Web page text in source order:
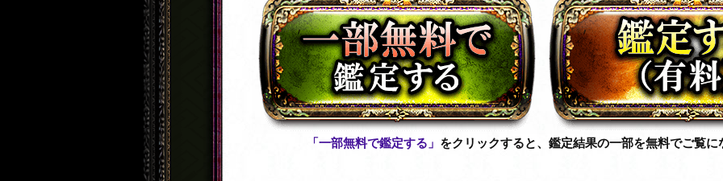
「一部無料で鑑定する」 をクリックすると、鑑定結果の一部を無料でご覧に